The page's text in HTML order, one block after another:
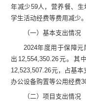
年减少59人，营养餐、生
学生活动经费等费用减少。
（一）基本支出情况
2024年度用于保障元
出 12,554,350.26元。 其
12,523,507.26元， 占基本
办公设备购置等公用经费
（二）项目支出情况